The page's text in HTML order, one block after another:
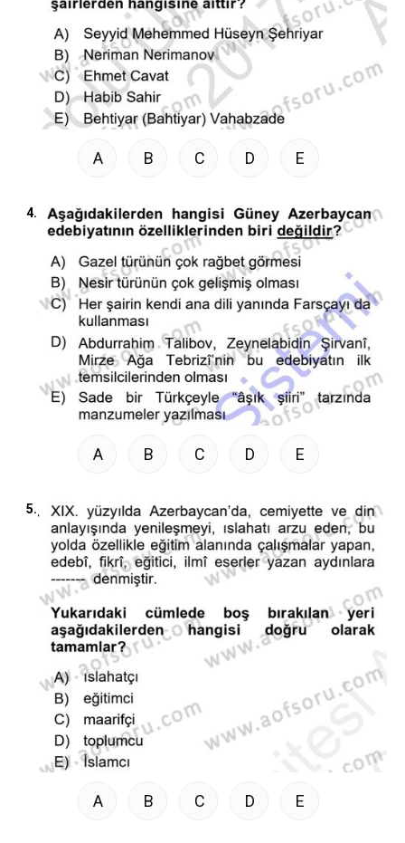
A B C D E
4.
A B C D E
5.
A B C D E